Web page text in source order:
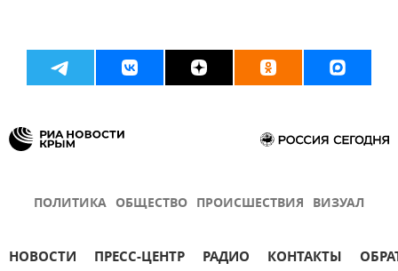
ПОЛИТИКА ОБЩЕСТВО ПРОИСШЕСТВИЯ ВИЗУАЛ
НОВОСТИ ПРЕСС-ЦЕНТР РАДИО КОНТАКТЫ